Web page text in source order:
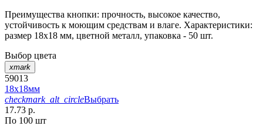
Преимущества кнопки: прочность, высокое качество,
устойчивость к моющим средствам и влаге. Характеристики:
размер 18х18 мм, цветной металл, упаковка - 50 шт.
Выбор цвета
xmark
59013
18х18мм
checkmark_alt_circleВыбрать
17.73 р.
По 100 шт